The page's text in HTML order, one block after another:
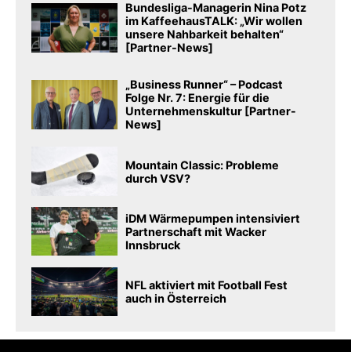
Bundesliga-Managerin Nina Potz
im KaffeehausTALK: „Wir wollen
unsere Nahbarkeit behalten“
[Partner-News]
„Business Runner“ – Podcast
Folge Nr. 7: Energie für die
Unternehmenskultur [Partner-
News]
Mountain Classic: Probleme
durch VSV?
iDM Wärmepumpen intensiviert
Partnerschaft mit Wacker
Innsbruck
NFL aktiviert mit Football Fest
auch in Österreich